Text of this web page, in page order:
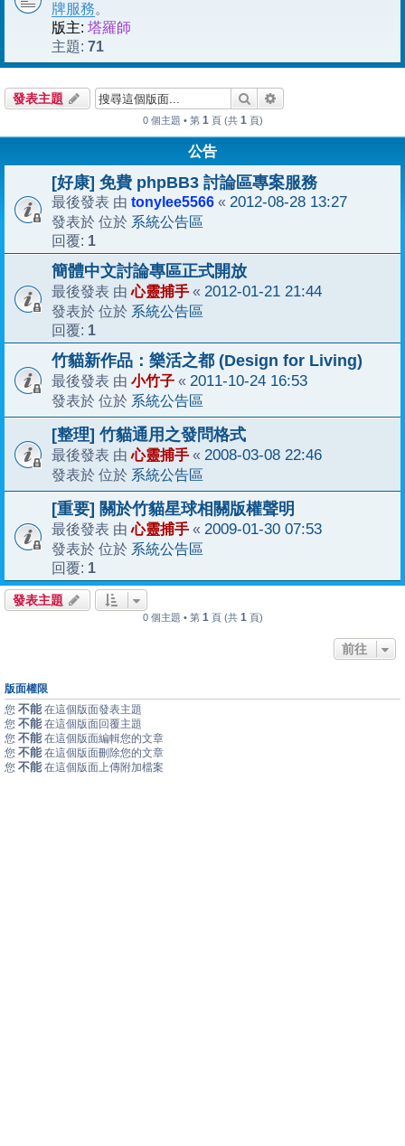
牌服務。
版主: 塔羅師
主題: 71
發表主題 搜尋
0 個主題 • 第 1 頁 (共 1 頁)
公告
[好康] 免費 phpBB3 討論區專案服務
最後發表 由 tonylee5566 « 2012-08-28 13:27
發表於 位於 系統公告區
回覆: 1
簡體中文討論專區正式開放
最後發表 由心靈捕手 « 2012-01-21 21:44
發表於 位於 系統公告區
回覆: 1
竹貓新作品：樂活之都 (Design for Living)
最後發表 由 小竹子 « 2011-10-24 16:53
發表於 位於 系統公告區
[整理] 竹貓通用之發問格式
最後發表 由心靈捕手 « 2008-03-08 22:46
發表於 位於 系統公告區
[重要] 關於竹貓星球相關版權聲明
最後發表 由心靈捕手 « 2009-01-30 07:53
發表於 位於 系統公告區
回覆: 1
發表主題
0 個主題 • 第 1 頁 (共 1 頁)
前往
版面權限
您 不能 在這個版面發表主題
您 不能 在這個版面回覆主題
您 不能 在這個版面編輯您的文章
您 不能 在這個版面刪除您的文章
您 不能 在這個版面上傳附加檔案